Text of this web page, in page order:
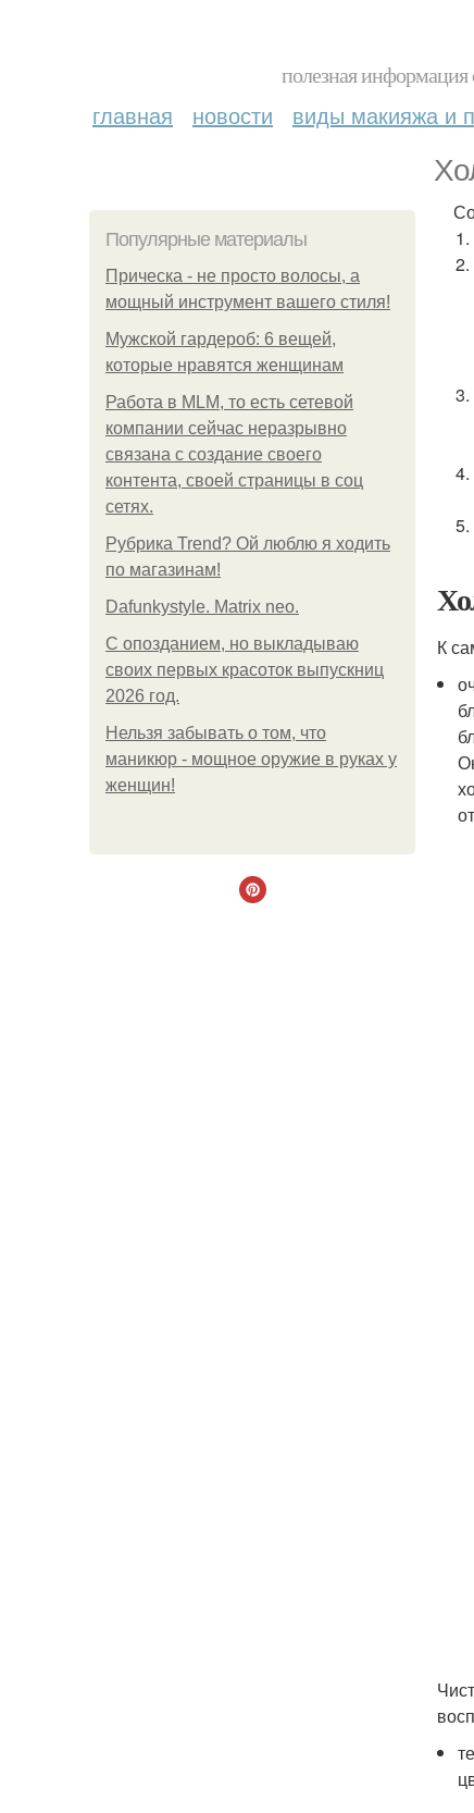
полезная информация
главная новости виды макияжа и
Популярные материалы
Прическа - не просто волосы, а
мощный инструмент вашего стиля!
Мужской гардероб: 6 вещей,
которые нравятся женщинам
Работа в MLM, то есть сетевой
компании сейчас неразрывно
связана с создание своего
контента, своей страницы в соц
сетях.
Рубрика Trend? Ой люблю я ходить
по магазинам!
Dafunkystyle. Matrix neo.
С опозданием, но выкладываю
своих первых красоток выпускниц
2026 год.
Нельзя забывать о том, что
маникюр - мощное оружие в руках у
женщин!
К